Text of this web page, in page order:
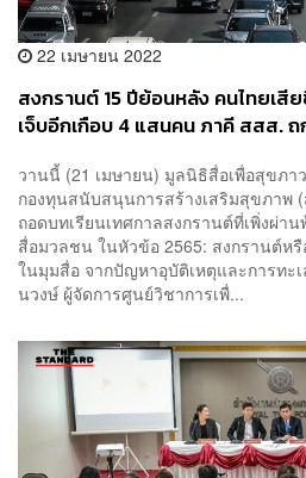
22 เมษายน 2022
สงกรานต์ 15 ปีย้อนหลัง คนไทยเ
เจ็บอีกเกือบ 4 แสนคน ภาคี สสส.
วานนี้ (21 เมษายน) มูลนิธิสื่อเพื่อสุขภา
กองทุนสนับสนุนการสร้างเสริมสุขภาพ
ถอดบทเรียนเทศกาลสงกรานต์ที่เพิ่งผ่า
สื่อมวลชน ในหัวข้อ 2565: สงกรานต์ห
ในมุมสื่อ จากปัญหาอุบัติเหตุและการท
นวงษ์ ผู้จัดการศูนย์วิชาการเพื่...